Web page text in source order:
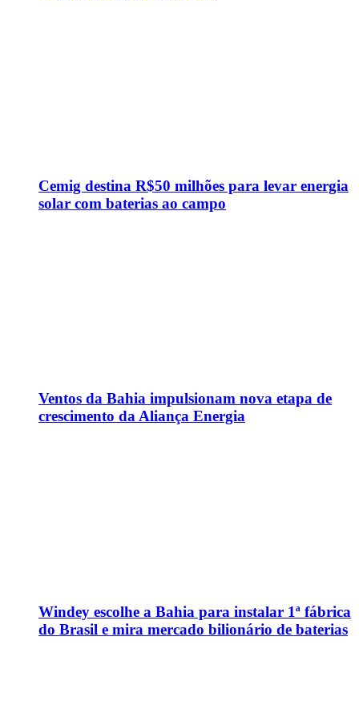
Cemig destina R$50 milhões para levar energia
solar com baterias ao campo
Ventos da Bahia impulsionam nova etapa de
crescimento da Aliança Energia
Windey escolhe a Bahia para instalar 1ª fábrica
do Brasil e mira mercado bilionário de baterias